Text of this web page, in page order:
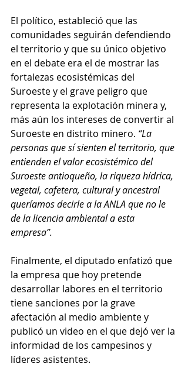
El político, estableció que las
comunidades seguirán defendiendo
el territorio y que su único objetivo
en el debate era el de mostrar las
fortalezas ecosistémicas del
Suroeste y el grave peligro que
representa la explotación minera y,
más aún los intereses de convertir al
Suroeste en distrito minero. “La
personas que sí sienten el territorio, que
entienden el valor ecosistémico del
Suroeste antioqueño, la riqueza hídrica,
vegetal, cafetera, cultural y ancestral
queríamos decirle a la ANLA que no le
de la licencia ambiental a esta
empresa”.
Finalmente, el diputado enfatizó que
la empresa que hoy pretende
desarrollar labores en el territorio
tiene sanciones por la grave
afectación al medio ambiente y
publicó un video en el que dejó ver la
informidad de los campesinos y
líderes asistentes.